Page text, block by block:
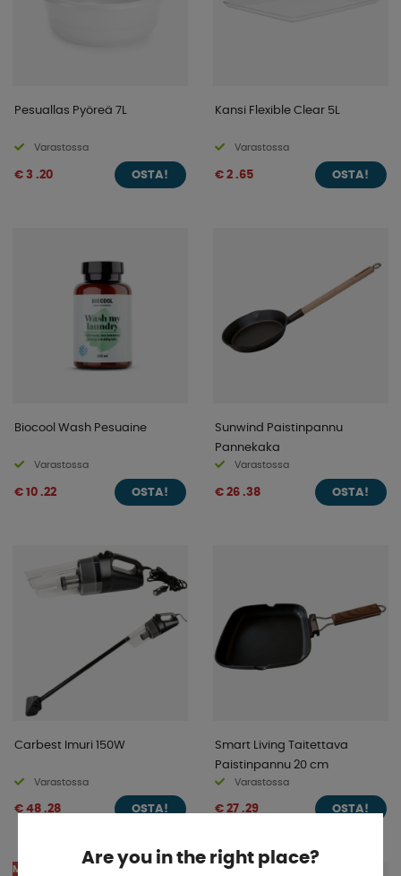
Pesuallas Pyöreä 7L
Varastossa
€ 3 .20 OSTA!
Kansi Flexible Clear 5L
Varastossa
€ 2 .65 OSTA!
Biocool Wash Pesuaine
Varastossa
€ 10 .22 OSTA!
Sunwind Paistinpannu
Pannekaka
Varastossa
€ 26 .38 OSTA!
Carbest Imuri 150W
Varastossa
€ 48 .28 OSTA!
Smart Living Taitettava
Paistinpannu 20 cm
Varastossa
€ 27 .29 OSTA!
MEGAHINTA!
Are you in the right place?